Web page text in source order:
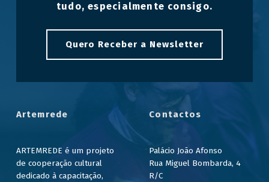
tudo, especialmente consigo.
Quero Receber a Newsletter
Artemrede
ARTEMREDE é um projeto
de cooperação cultural
dedicado à capacitação,
Contactos
Palácio João Afonso
Rua Miguel Bombarda, 4
R/C